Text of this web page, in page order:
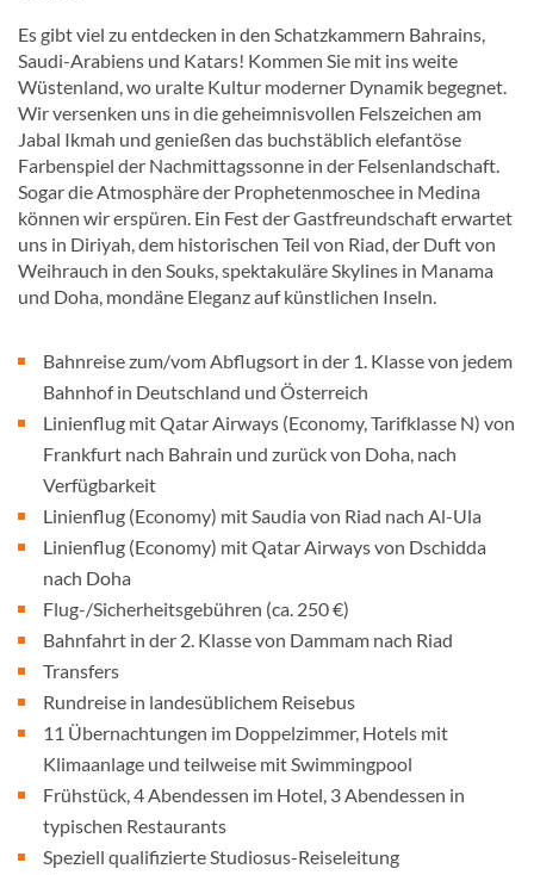
Es gibt viel zu entdecken in den Schatzkammern Bahrains,
Saudi-Arabiens und Katars! Kommen Sie mit ins weite
Wüstenland, wo uralte Kultur moderner Dynamik begegnet.
Wir versenken uns in die geheimnisvollen Felszeichen am
Jabal Ikmah und genießen das buchstäblich elefantöse
Farbenspiel der Nachmittagssonne in der Felsenlandschaft.
Sogar die Atmosphäre der Prophetenmoschee in Medina
können wir erspüren. Ein Fest der Gastfreundschaft erwartet
uns in Diriyah, dem historischen Teil von Riad, der Duft von
Weihrauch in den Souks, spektakuläre Skylines in Manama
und Doha, mondäne Eleganz auf künstlichen Inseln.
Bahnreise zum/vom Abflugsort in der 1. Klasse von jedem
Bahnhof in Deutschland und Österreich
Linienflug mit Qatar Airways (Economy, Tarifklasse N) von
Frankfurt nach Bahrain und zurück von Doha, nach
Verfügbarkeit
Linienflug (Economy) mit Saudia von Riad nach Al-Ula
Linienflug (Economy) mit Qatar Airways von Dschidda
nach Doha
Flug-/Sicherheitsgebühren (ca. 250 €)
Bahnfahrt in der 2. Klasse von Dammam nach Riad
Transfers
Rundreise in landesüblichem Reisebus
11 Übernachtungen im Doppelzimmer, Hotels mit
Klimaanlage und teilweise mit Swimmingpool
Frühstück, 4 Abendessen im Hotel, 3 Abendessen in
typischen Restaurants
Speziell qualifizierte Studiosus-Reiseleitung